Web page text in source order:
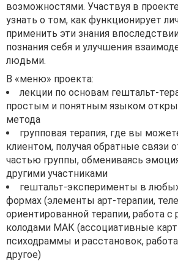
возможностями. Участвуя в
узнать о том, как функционирует
применить эти знания
познания себя и улучшения
людьми.
В «меню» проекта:
лекции по основам гештальт-
простым и понятным языком
метода
групповая терапия, где вы
клиентом, получая обратные связи
частью группы, обмениваясь
другими участниками
гештальт-эксперименты в
формах (элементы арт-терапии,
ориентированной терапии, работа с
колодами МАК (ассоциативные
психодраммы и расстановок,
другое)